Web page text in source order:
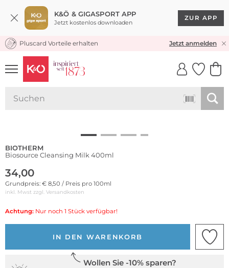
K&Ö & GIGASPORT APP
Jetzt kostenlos downloaden
ZUR APP
KOSTENLOSER VERSAND* & RÜCKVERSAND
Pluscard Vorteile erhalten Jetzt anmelden
UNSERE APP
CLICK &
BIOTHERM
Biosource Cleansing Milk 400ml
34,00
Grundpreis: € 8,50 / Preis pro 100ml
inkl. Mwst zzgl. Versandkosten
Achtung: Nur noch 1 Stück verfügbar!
IN DEN WARENKORB
Wollen Sie -10% sparen?